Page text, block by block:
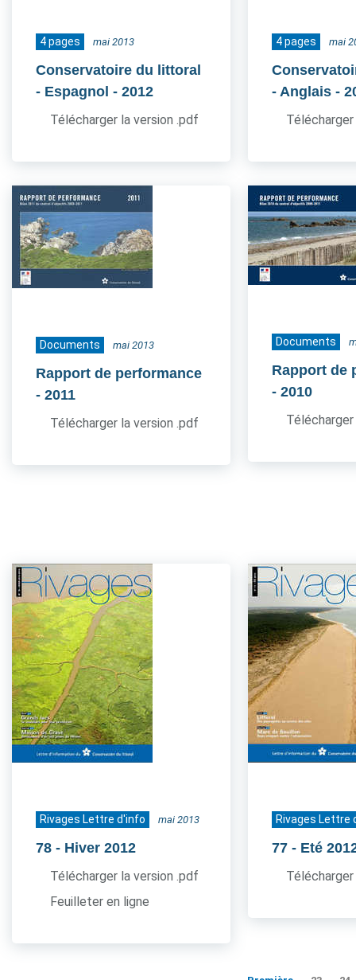
4 pages mai 2013
Conservatoire du littoral
- Espagnol - 2012
Télécharger la version .pdf
4 pages mai
- Anglais -
Documents mai 2013
Rapport de performance
- 2011
Télécharger la version .pdf
Documents
Rapport de
- 2010
Rivages Lettre d'info mai 2013
78 - Hiver 2012
Télécharger la version .pdf
Feuilleter en ligne
Rivages Lettre
77 - Eté